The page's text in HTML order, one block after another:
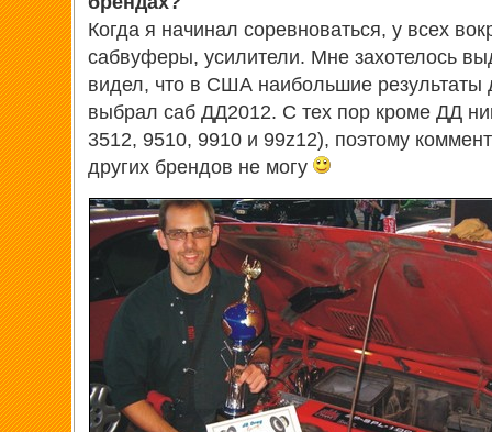
Когда я начинал соревноваться, у всех
сабвуферы, усилители. Мне захотелось
видел, что в США наибольшие результаты
выбрал саб ДД2012. С тех пор кроме ДД
3512, 9510, 9910 и 99z12), поэтому
других брендов не могу